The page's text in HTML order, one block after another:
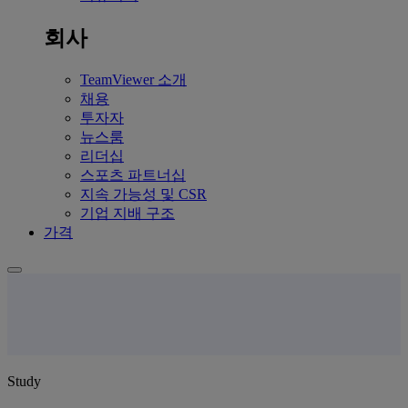
회사
TeamViewer 소개
채용
투자자
뉴스룸
리더십
스포츠 파트너십
지속 가능성 및 CSR
기업 지배 구조
가격
Study